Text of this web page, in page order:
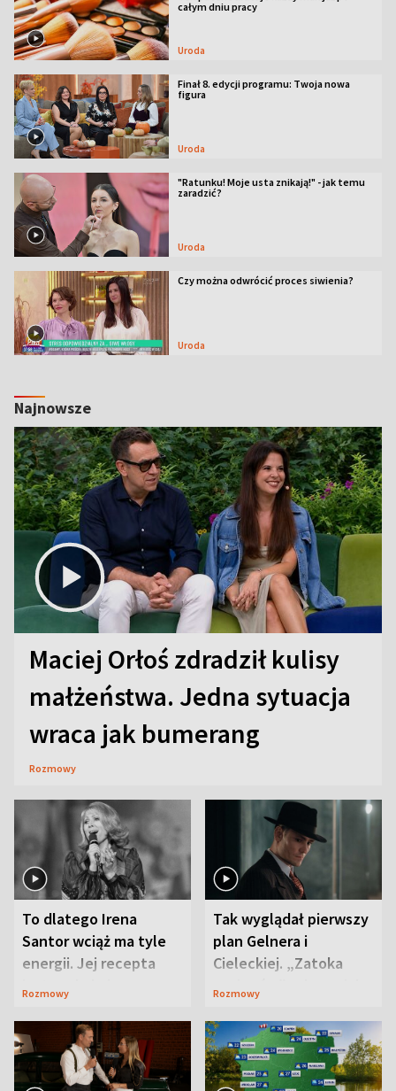
całym dniu pracy
Uroda
Finał 8. edycji programu: Twoja nowa
figura
Uroda
"Ratunku! Moje usta znikają!" - jak temu
zaradzić?
Uroda
Czy można odwrócić proces siwienia?
Uroda
Najnowsze
Maciej Orłoś zdradził kulisy
małżeństwa. Jedna sytuacja
wraca jak bumerang
Rozmowy
To dlatego Irena
Santor wciąż ma tyle
energii. Jej recepta
jest zaskakująco
Rozmowy
Tak wyglądał pierwszy
plan Gelnera i
Cieleckiej. „Zatoka
szpiegów” od razu ich
Rozmowy